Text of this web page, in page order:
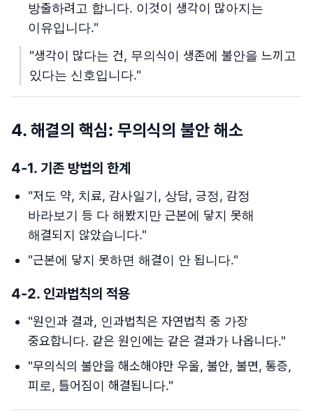
방출하려고 합니다. 이것이 생각이 많아지는
이유입니다."
"생각이 많다는 건, 무의식이 생존에 불안을 느끼고
있다는 신호입니다."
4. 해결의 핵심: 무의식의 불안 해소
4-1. 기존 방법의 한계
"저도 약, 치료, 감사일기, 상담, 긍정, 감정
바라보기 등 다 해봤지만 근본에 닿지 못해
해결되지 않았습니다."
"근본에 닿지 못하면 해결이 안 됩니다."
4-2. 인과법칙의 적용
"원인과 결과, 인과법칙은 자연법칙 중 가장
중요합니다. 같은 원인에는 같은 결과가 나옵니다."
"무의식의 불안을 해소해야만 우울, 불안, 불면, 통증,
피로, 틀어짐이 해결됩니다."